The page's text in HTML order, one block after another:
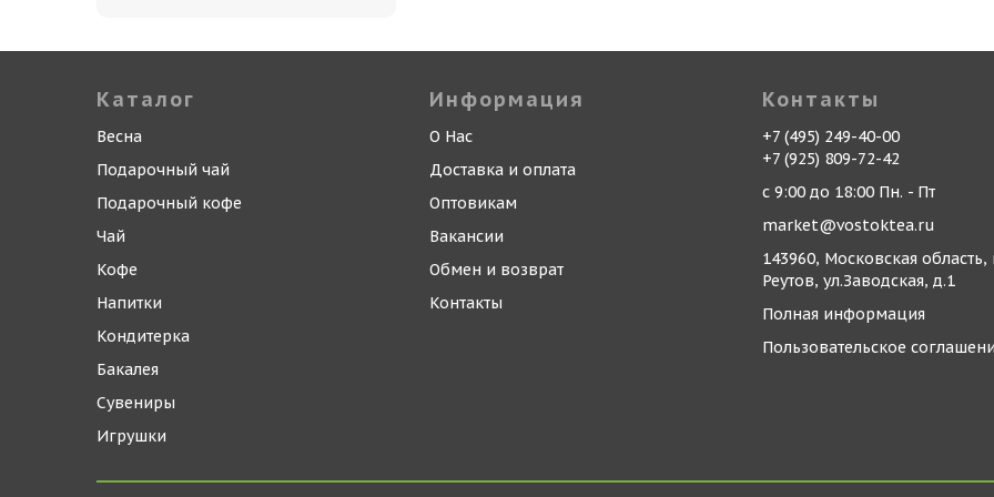
Каталог
Весна
Подарочный чай
Подарочный кофе
Чай
Кофе
Напитки
Кондитерка
Бакалея
Сувениры
Игрушки
Информация
О Нас
Доставка и оплата
Оптовикам
Вакансии
Обмен и возврат
Контакты
Контакты
+7 (495) 249-40-00
+7 (925) 809-72-42
с 9:00 до 18:00 Пн. - Пт
market@vostoktea.ru
143960, Московская область,
Реутов, ул.Заводская, д.1
Полная информация
Пользовательское